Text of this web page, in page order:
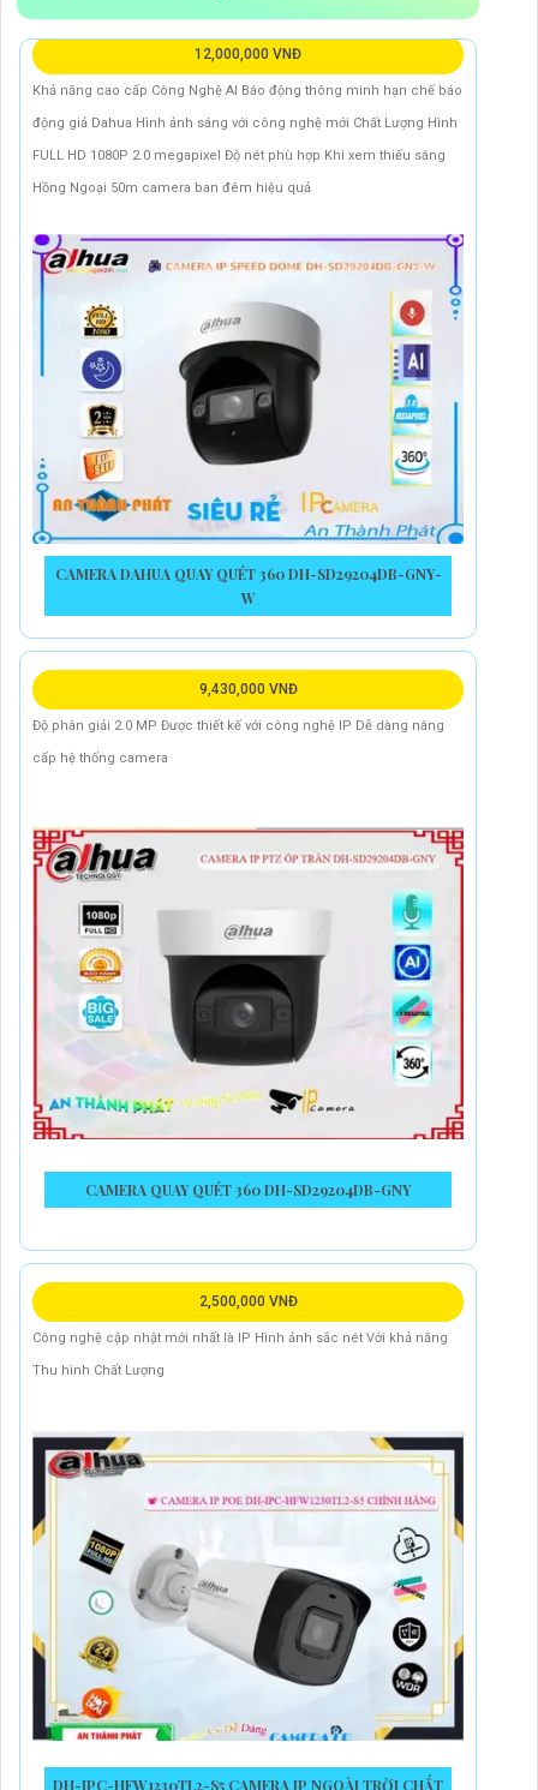
CAMERA DAHUA QUAY QUÉT 360 DH-SD29204DB-GNY-
W
12,000,000 VNĐ
Khả năng cao cấp Công Nghệ AI Báo động thông minh hạn chế báo
động giả Dahua Hình ảnh sáng với công nghệ mới Chất Lượng Hình
FULL HD 1080P 2.0 megapixel Độ nét phù hợp Khi xem thiếu sáng
Hồng Ngoại 50m camera ban đêm hiệu quả
CAMERA QUAY QUÉT 360 DH-SD29204DB-GNY
9,430,000 VNĐ
Độ phân giải 2.0 MP Được thiết kế với công nghệ IP Dễ dàng nâng
cấp hệ thống camera
DH-IPC-HFW1230TL2-S5 CAMERA IP NGOÀI TRỜI CHẤT
2,500,000 VNĐ
Công nghệ cập nhật mới nhất là IP Hình ảnh sắc nét Với khả năng
Thu hình Chất Lượng